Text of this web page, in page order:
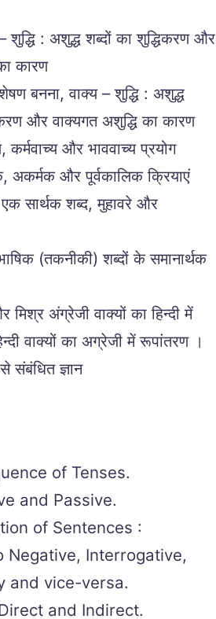
शुद्धि : अशुद्ध शब्दों का शुद्धिकरण और
कारण
बनना, वाक्य – शुद्धि : अशुद्ध
और वाक्यगत अशुद्धि का कारण
कर्मवाच्य और भाववाच्य प्रयोग
अकर्मक और पूर्वकालिक क्रियाएं
सार्थक शब्द, मुहावरे और
(तकनीकी) शब्दों के समानार्थक
अंग्रेजी वाक्यों का हिन्दी में
वाक्यों का अग्रेजी में रूपांतरण ।
संबंधित ज्ञान
of Tenses.
and Passive.
of Sentences :
Negative, Interrogative,
and vice-versa.
and Indirect.